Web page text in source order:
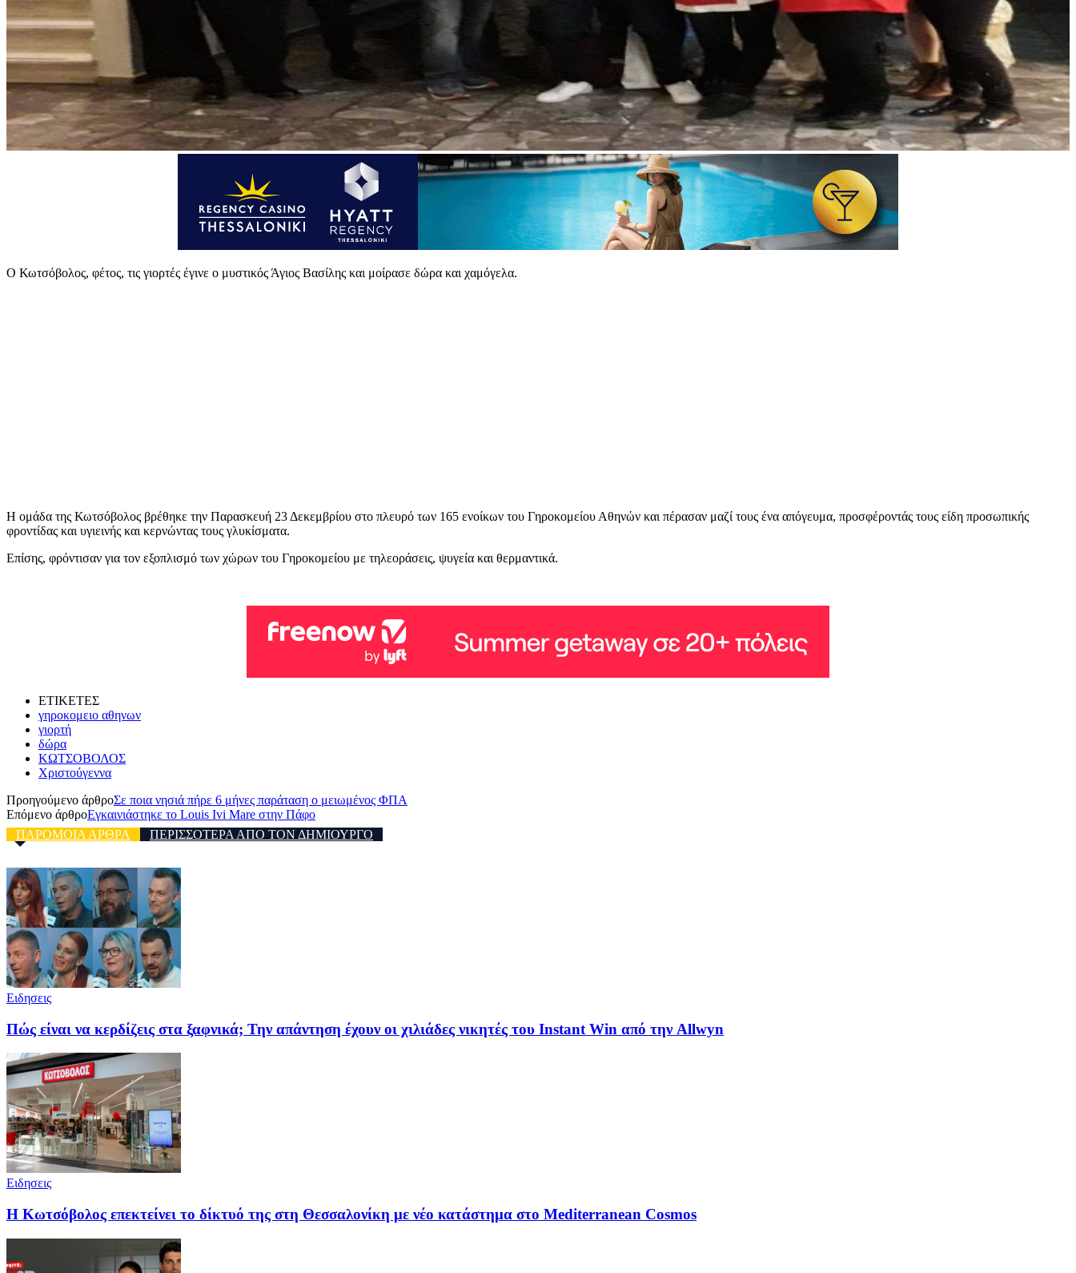
Ο Κωτσόβολος, φέτος, τις γιορτές έγινε ο μυστικός Άγιος Βασίλης και μοίρασε δώρα και χαμόγελα.
Η ομάδα της Κωτσόβολος βρέθηκε την Παρασκευή 23 Δεκεμβρίου στο πλευρό των 165 ενοίκων του Γηροκομείου Αθηνών και πέρασαν μαζί τους ένα απόγευμα, προσφέροντάς τους είδη προσωπικής
φροντίδας και υγιεινής και κερνώντας τους γλυκίσματα.
Επίσης, φρόντισαν για τον εξοπλισμό των χώρων του Γηροκομείου με τηλεοράσεις, ψυγεία και θερμαντικά.
ΕΤΙΚΕΤΕΣ
γηροκομειο αθηνων
γιορτή
δώρα
ΚΩΤΣΟΒΟΛΟΣ
Χριστούγεννα
Προηγούμενο άρθροΣε ποια νησιά πήρε 6 μήνες παράταση ο μειωμένος ΦΠΑ
Επόμενο άρθροΕγκαινιάστηκε το Louis Ivi Mare στην Πάφο
ΠΑΡΟΜΟΙΑ ΑΡΘΡΑ
ΠΕΡΙΣΣΟΤΕΡΑ ΑΠΟ ΤΟΝ ΔΗΜΙΟΥΡΓΟ
Ειδησεις
Πώς είναι να κερδίζεις στα ξαφνικά; Την απάντηση έχουν οι χιλιάδες νικητές του Instant Win από την Allwyn
Ειδησεις
Η Κωτσόβολος επεκτείνει το δίκτυό της στη Θεσσαλονίκη με νέο κατάστημα στο Mediterranean Cosmos